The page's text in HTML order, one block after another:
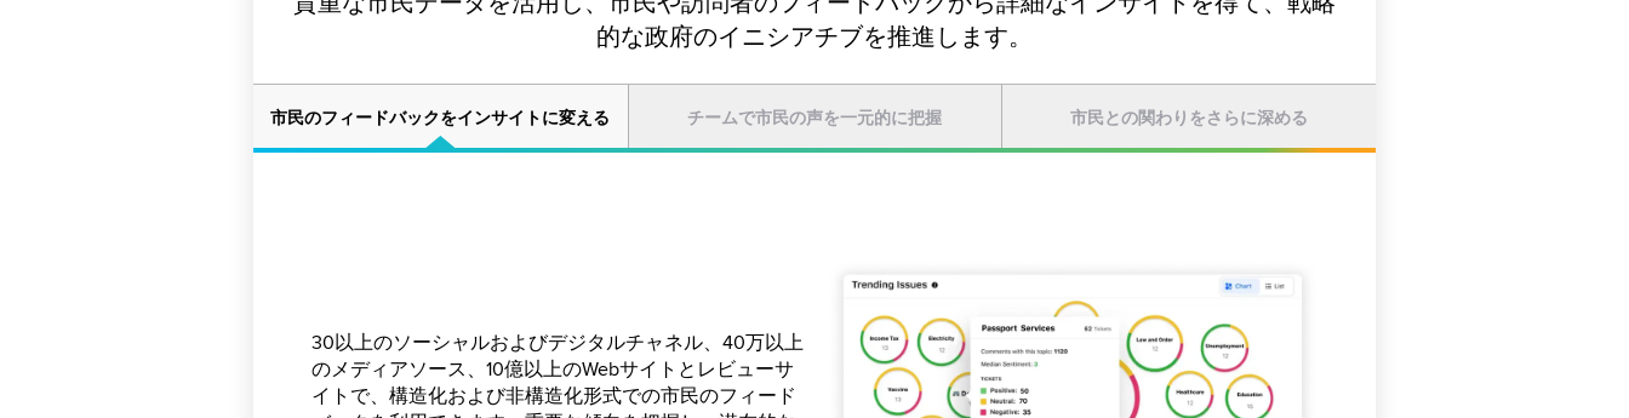
的な政府のイニシアチブを推進します。
市民のフィードバックをインサイトに変える チームで市民の声を一元的に把握 市民との関わりをさらに深める
30以上のソーシャルおよびデジタルチャネル、40万以上
のメディアソース、10億以上のWebサイトとレビューサ
イトで、構造化および非構造化形式での市民のフィード
政府機関が市民/訪問者の情報とインタラクションの統合
ビューにアクセスし、コンテキストを理解し、あらゆる
やり取りで効果的なコミュニケーションを推進できるよ
よりターゲットを絞ったコンテンツとジャーニーで、よ
り多くのパブリックエンゲージメントを促進します。現
在および今後の公共サービスの展開について市民に事前